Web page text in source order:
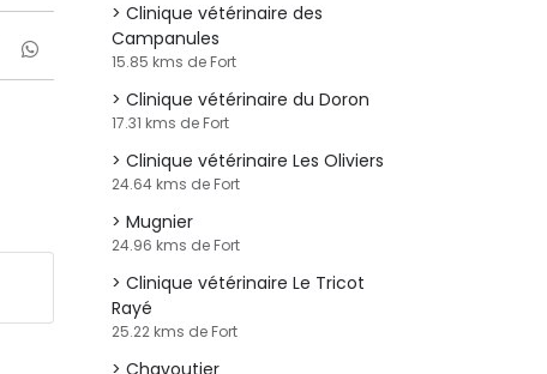
Clinique vétérinaire des
Campanules
15.85 kms de Fort
Clinique vétérinaire du Doron
17.31 kms de Fort
Clinique vétérinaire Les Oliviers
24.64 kms de Fort
Mugnier
24.96 kms de Fort
Clinique vétérinaire Le Tricot
Rayé
25.22 kms de Fort
Chavoutier